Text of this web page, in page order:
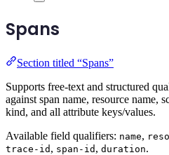
Spans
Section titled “Spans”
Supports free-text and structured
against span name, resource name,
kind, and all attribute keys/values.
Available field qualifiers: name,
trace-id , span-id , duration.